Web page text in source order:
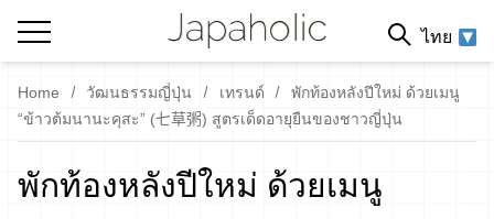
ไทย
Home วัฒนธรรมญี่ปุ่น เทรนด์
พักท้องหลังปีใหม่ ด้วยเมนู
“ข้าวต้มนานะคุสะ” (七草粥) สูตรเด็ดอายุยืนของชาวญี่ปุ่น
พักท้องหลังปีใหม่ ด้วยเมนู